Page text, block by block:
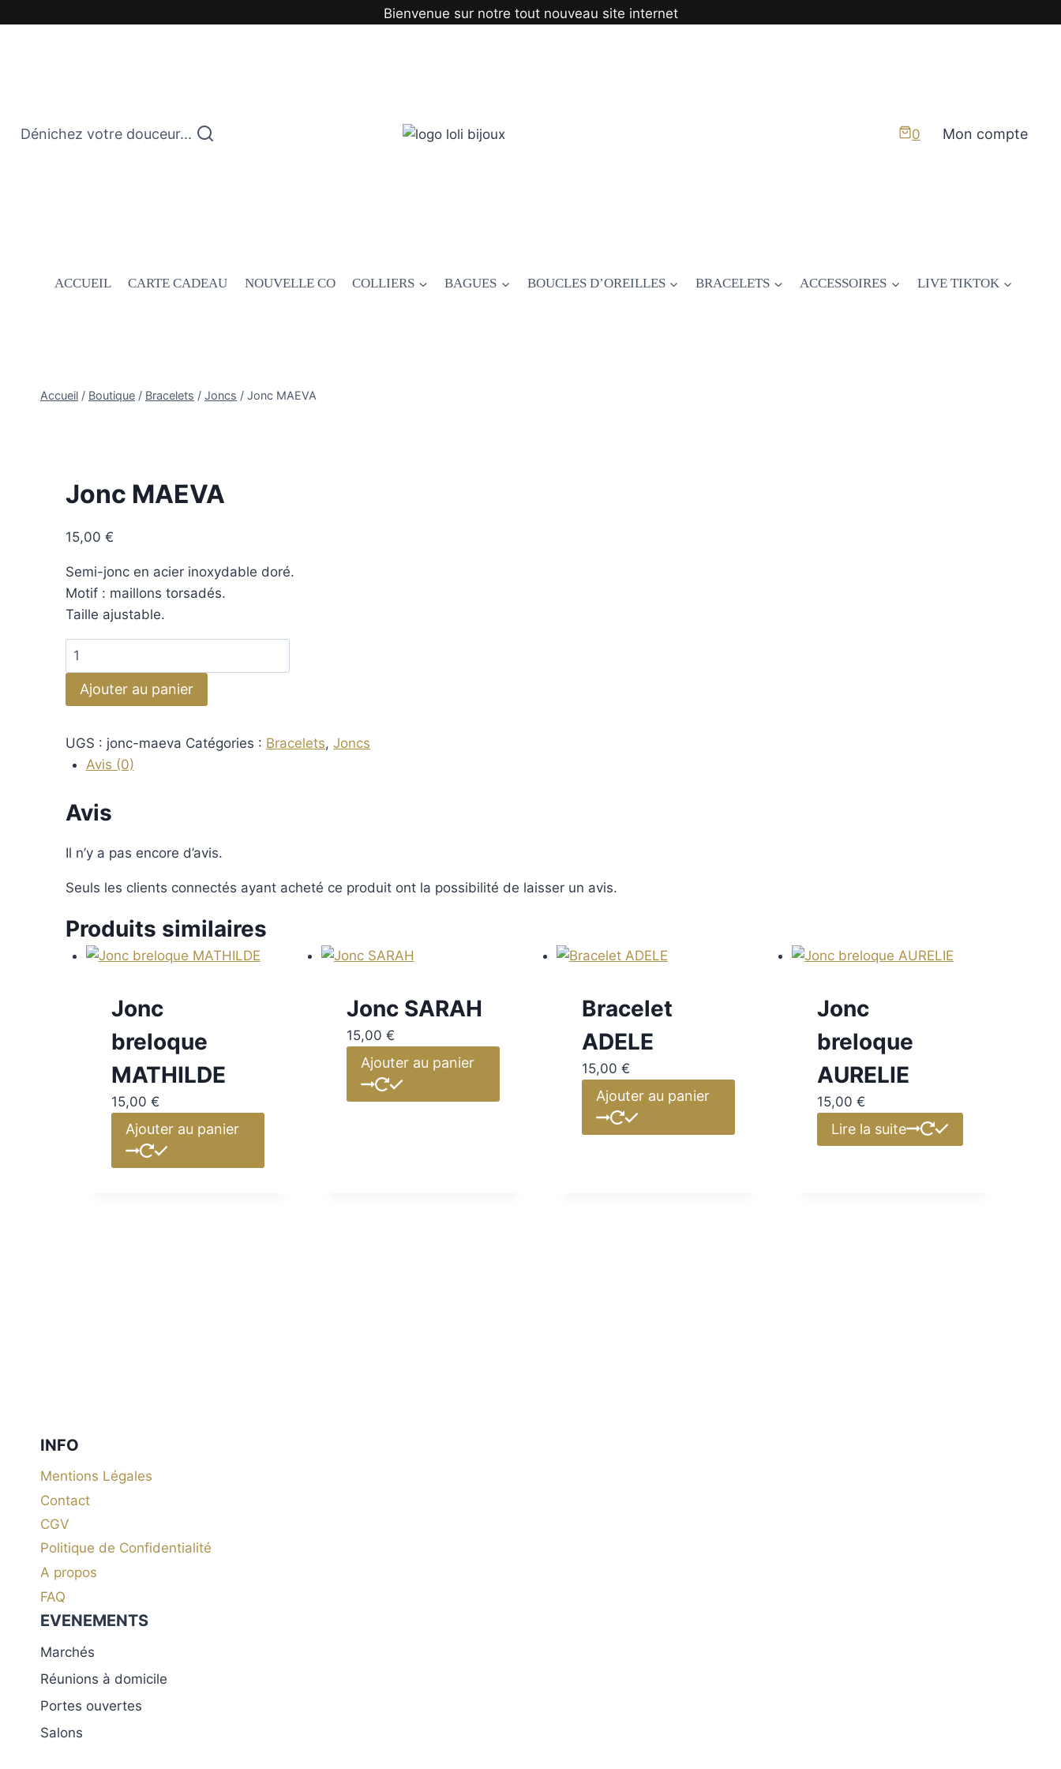
Bienvenue sur notre tout nouveau site internet
Dénichez votre douceur... 0 Mon compte
ACCUEIL CARTE CADEAU NOUVELLE CO COLLIERS BAGUES BOUCLES D’OREILLES BRACELETS ACCESSOIRES LIVE TIKTOK
Accueil / Boutique / Bracelets / Joncs / Jonc MAEVA
Jonc MAEVA
15,00 €
Semi-jonc en acier inoxydable doré.
Motif : maillons torsadés.
Taille ajustable.
Ajouter au panier
UGS : jonc-maeva Catégories : Bracelets, Joncs
Avis (0)
Avis
Il n’y a pas encore d’avis.
Seuls les clients connectés ayant acheté ce produit ont la possibilité de laisser un avis.
Produits similaires
Jonc
breloque
MATHILDE
15,00 €
Ajouter au panier
Jonc SARAH
15,00 €
Ajouter au panier
Bracelet
ADELE
15,00 €
Ajouter au panier
Jonc
breloque
AURELIE
15,00 €
Lire la suite
INFO
Mentions Légales
Contact
CGV
Politique de Confidentialité
A propos
FAQ
EVENEMENTS
Marchés
Réunions à domicile
Portes ouvertes
Salons